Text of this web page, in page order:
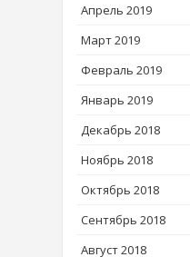
Апрель 2019
Март 2019
Февраль 2019
Январь 2019
Декабрь 2018
Ноябрь 2018
Октябрь 2018
Сентябрь 2018
Август 2018